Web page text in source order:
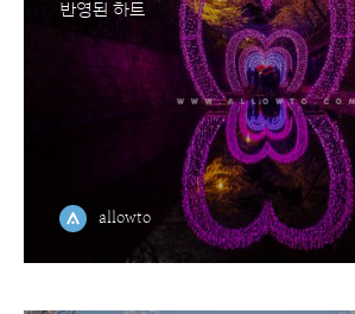
반영된 하트
allowto